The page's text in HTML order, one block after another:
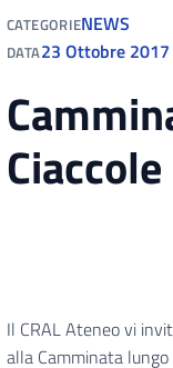
CATEGORIENEWS
DATA23 Ottobre 2017
Ciaccole
Il CRAL Ateneo vi
alla Camminata